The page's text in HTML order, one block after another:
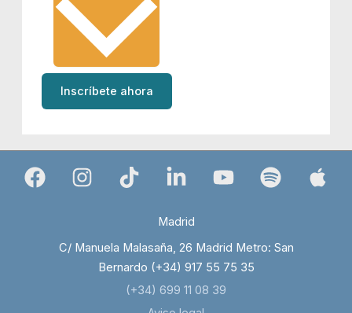
Inscríbete ahora
Madrid
C/ Manuela Malasaña, 26 Madrid Metro: San
Bernardo (+34) 917 55 75 35
(+34) 699 11 08 39